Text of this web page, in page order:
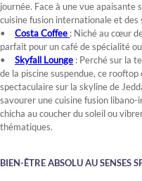
journée. Face à une vue apaisante
cuisine fusion internationale et
Costa Coffee : Niché au cœur
parfait pour un café de spécialité
Skyfall Lounge : Perché sur la
de la piscine suspendue, ce
spectaculaire sur la skyline de
savourer une cuisine fusion
chicha au coucher du soleil ou
thématiques.
BIEN-ÊTRE ABSOLU AU SENSES